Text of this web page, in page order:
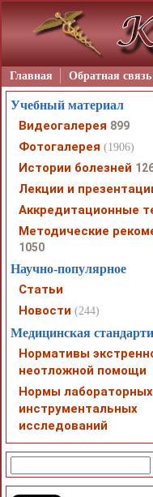
Главная Обратная связь
Учебный материал
Видеогалерея 899
Фотогалерея (1906)
Истории болезней
Лекции и
Аккредитационные
Методические
1050
Научно-популярное
Статьи
Новости (244)
Медицинская
Нормативы
неотложной помощи
Нормы
инструментальных
исследований